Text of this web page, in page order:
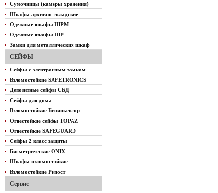
Сумочницы (камеры хранения)
Шкафы архивно-складские
Одежные шкафы ШРМ
Одежные шкафы ШР
Замки для металлических шкаф
СЕЙФЫ
Сейфы с электронным замком
Взломостойкие SAFETRONICS
Депозитные сейфы СБД
Сейфы для дома
Взломостойкие Биоиньектор
Огнестойкие сейфы TOPAZ
Огнестойкие SAFEGUARD
Сейфы 2 класс защиты
Биометрические ONIX
Шкафы взломостойкие
Взломостойкие Рипост
Сервис